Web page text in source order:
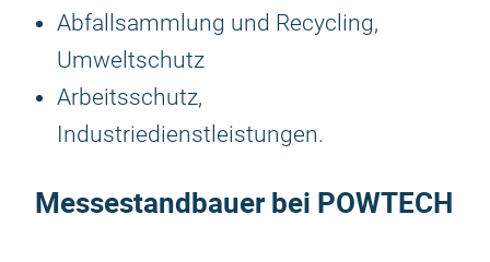
Abfallsammlung und Recycling,
Umweltschutz
Arbeitsschutz,
Industriedienstleistungen.
Messestandbauer bei POWTECH